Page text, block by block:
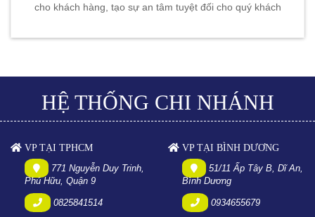
cho khách hàng, tạo sự an tâm tuyệt đối cho quý khách
HỆ THỐNG CHI NHÁNH
VP TẠI TPHCM
771 Nguyễn Duy Trinh,
Phú Hữu, Quận 9
0825841514
VP TẠI BÌNH DƯƠNG
51/11 Ấp Tây B, Dĩ An,
Bình Dương
0934655679